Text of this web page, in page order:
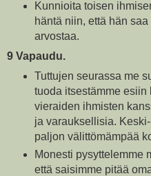
Kunnioita toisen
häntä niin, että hän
arvostaa.
9 Vapaudu.
Tuttujen seurassa me
tuoda itsestämme
vieraiden ihmisten
ja varauksellisia.
paljon välittömämpää
Monesti pysyttelemme
että saisimme pitää